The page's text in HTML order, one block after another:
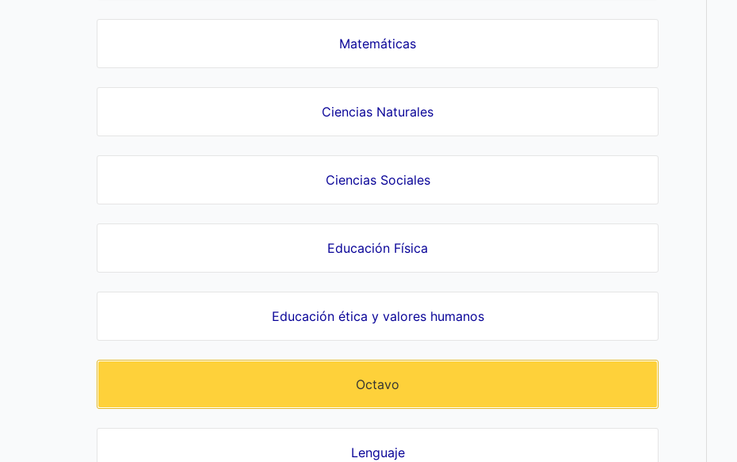
Matemáticas
Ciencias Naturales
Ciencias Sociales
Educación Física
Educación ética y valores humanos
Octavo
Lenguaje